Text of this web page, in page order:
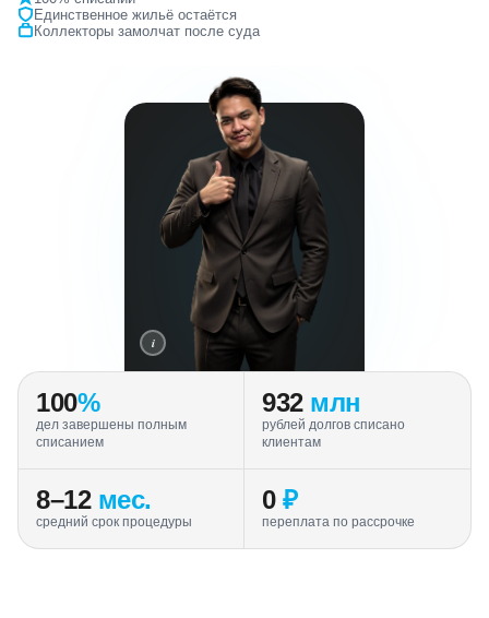
Единственное жильё остаётся
Коллекторы замолчат после суда
i
100%
дел завершены полным
списанием
932млн
рублей долгов списано
клиентам
8–12мес.
средний срок процедуры
0₽
переплата по рассрочке